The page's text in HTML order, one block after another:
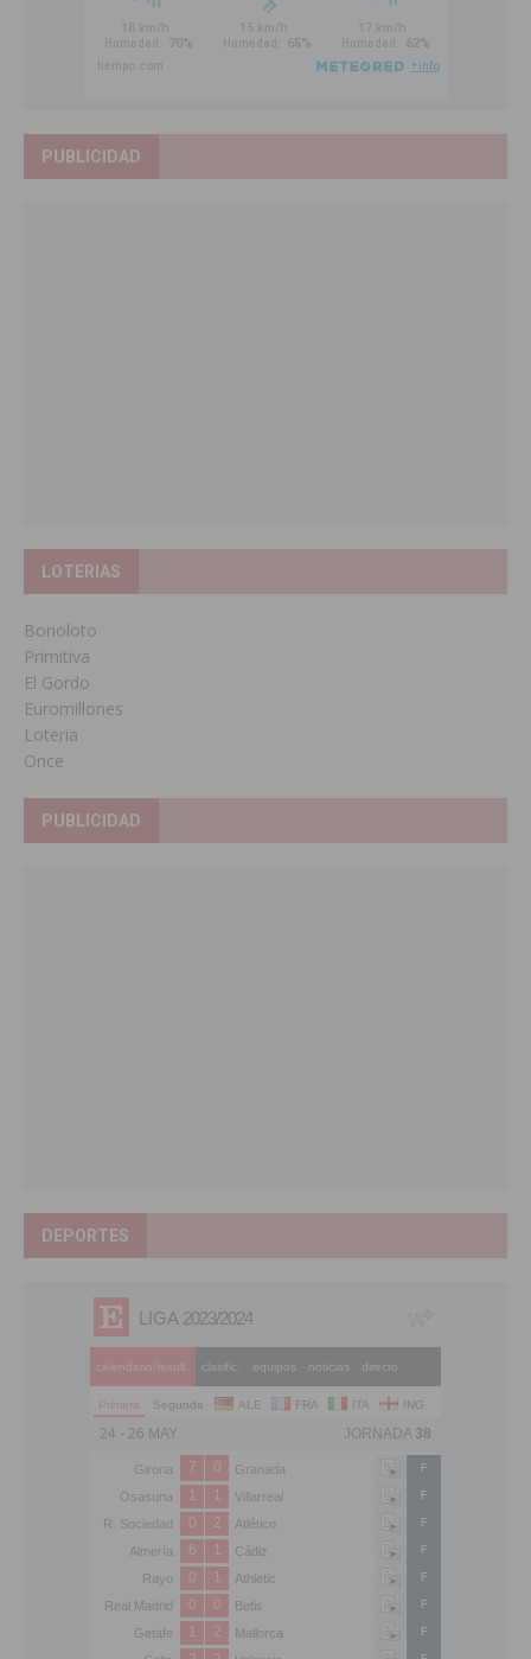
PUBLICIDAD
LOTERIAS
Bonoloto
Primitiva
El Gordo
Euromillones
Loteria
Once
PUBLICIDAD
DEPORTES